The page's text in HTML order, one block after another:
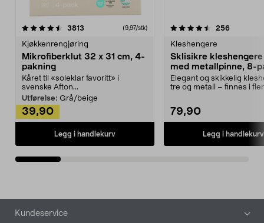
3813 anmeldelser(9,97/stk)
Kjøkkenrengjøring
Mikrofiberklut 32 x 31 cm, 4-
pakning
Kåret til «soleklar favoritt» i
svenske Afton...
Utførelse: Grå/beige
39,90
Legg i handlekurv
4.5av 5 stjerner 256
Kleshengere
Sklisikre
med metallpinne, 8-
Elegant og skikkelig
tre og metall – finnes i
79,90
Legg i handlekurv
4.5av 5 stjerner
Bunntekst
Kundeservice